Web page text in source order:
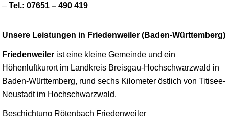
– Tel.: 07651 – 490 419
Unsere Leistungen in Friedenweiler (Baden-Württemberg)
Friedenweiler ist eine kleine Gemeinde und ein
Höhenluftkurort im Landkreis Breisgau-Hochschwarzwald in
Baden-Württemberg, rund sechs Kilometer östlich von Titisee-
Neustadt im Hochschwarzwald.
Beschichtung Rötenbach Friedenweiler